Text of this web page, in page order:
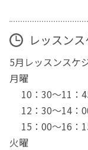
レッスン
5月レッスンス
月曜
10：30〜11：
12：30〜14：
15：00〜16：
火曜